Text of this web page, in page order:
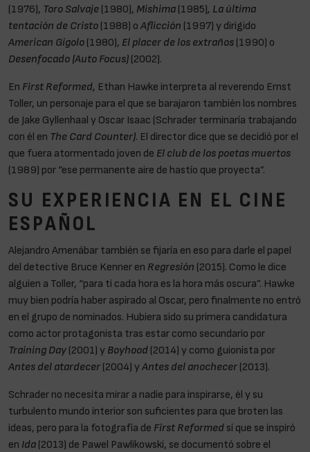
(1976), Toro Salvaje (1980), Mishima (1985), La última
tentación de Cristo (1988) o Aflicción (1997) y dirigido
American Gigolo (1980), El placer de los extraños (1990) o
Desenfocado (Auto Focus) (2002).
En First Reformed, Ethan Hawke interpreta al reverendo Ernst
Toller, un personaje para el que se barajaron también los nombres
de Jake Gyllenhaal y Oscar Isaac (Schrader terminaría trabajando
con él en The Card Counter). El director dice que se decidió por el
que fuera atormentado joven de El club de los poetas muertos
(1989) por “ese permanente aire de hastío que proyecta”.
SU EXPERIENCIA EN EL CINE
ESPAÑOL
Alejandro Amenábar también se fijaría en eso para darle el papel
del detective Bruce Kenner en Regresión (2015). Como le dice
alguien a Toller, “para ti cada hora es la hora más oscura”. Hawke
muy bien podría haber aspirado al Oscar, pero finalmente no entró
en el grupo de nominados. Hubiera sido su primera candidatura
como actor protagonista tras estar como secundario por
Training Day (2001) y Boyhood (2014) y como guionista por
Antes del atardecer (2004) yAntes del anochecer (2013).
Schrader no necesita mirar a nadie para inspirarse, él y su
turbulento mundo interior son suficientes para que broten las
ideas, pero para la fotografía de First Reformed sí que se inspiró
en Ida (2013) de Pawel Pawlikowski, se documentó sobre el